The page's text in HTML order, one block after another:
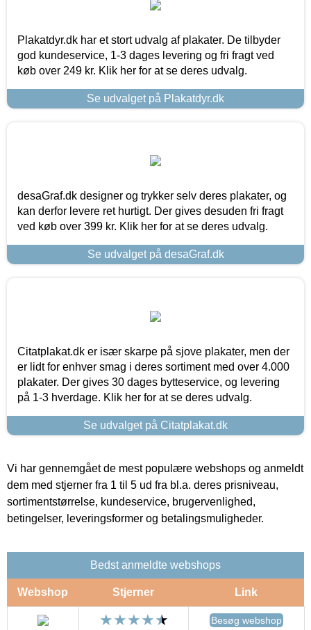
Plakatdyr.dk har et stort udvalg af plakater. De tilbyder
god kundeservice, 1-3 dages levering og fri fragt ved
køb over 249 kr. Klik her for at se deres udvalg.
Se udvalget på Plakatdyr.dk
desaGraf.dk designer og trykker selv deres plakater, og
kan derfor levere ret hurtigt. Der gives desuden fri fragt
ved køb over 399 kr. Klik her for at se deres udvalg.
Se udvalget på desaGraf.dk
Citatplakat.dk er især skarpe på sjove plakater, men der
er lidt for enhver smag i deres sortiment med over 4.000
plakater. Der gives 30 dages bytteservice, og levering
på 1-3 hverdage. Klik her for at se deres udvalg.
Se udvalget på Citatplakat.dk
Vi har gennemgået de mest populære webshops og anmeldt
dem med stjerner fra 1 til 5 ud fra bl.a. deres prisniveau,
sortimentstørrelse, kundeservice, brugervenlighed,
betingelser, leveringsformer og betalingsmuligheder.
Bedst anmeldte webshops
Webshop Stjerner Link
Besøg webshop